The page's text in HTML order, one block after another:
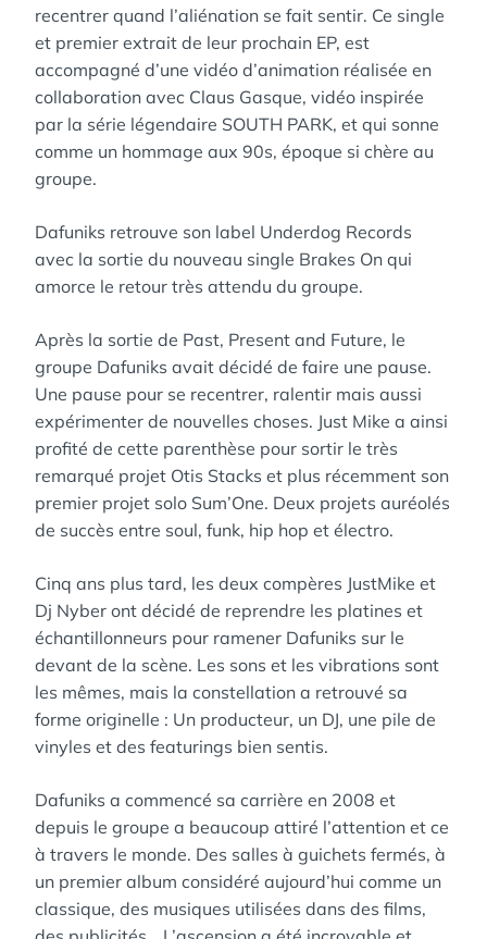
recentrer quand l’aliénation se fait sentir. Ce single
et premier extrait de leur prochain EP, est
accompagné d’une vidéo d’animation réalisée en
collaboration avec Claus Gasque, vidéo inspirée
par la série légendaire SOUTH PARK, et qui sonne
comme un hommage aux 90s, époque si chère au
groupe.
Dafuniks retrouve son label Underdog Records
avec la sortie du nouveau single Brakes On qui
amorce le retour très attendu du groupe.
Après la sortie de Past, Present and Future, le
groupe Dafuniks avait décidé de faire une pause.
Une pause pour se recentrer, ralentir mais aussi
expérimenter de nouvelles choses. Just Mike a ainsi
profité de cette parenthèse pour sortir le très
remarqué projet Otis Stacks et plus récemment son
premier projet solo Sum’One. Deux projets auréolés
de succès entre soul, funk, hip hop et électro.
Cinq ans plus tard, les deux compères JustMike et
Dj Nyber ont décidé de reprendre les platines et
échantillonneurs pour ramener Dafuniks sur le
devant de la scène. Les sons et les vibrations sont
les mêmes, mais la constellation a retrouvé sa
forme originelle : Un producteur, un DJ, une pile de
vinyles et des featurings bien sentis.
Dafuniks a commencé sa carrière en 2008 et
depuis le groupe a beaucoup attiré l’attention et ce
à travers le monde. Des salles à guichets fermés, à
un premier album considéré aujourd’hui comme un
classique, des musiques utilisées dans des films,